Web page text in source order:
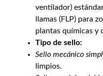
ventilador)
llamas (FLP) para
plantas químicas y
Tipo de sello:
Sello mecánico
limpios.